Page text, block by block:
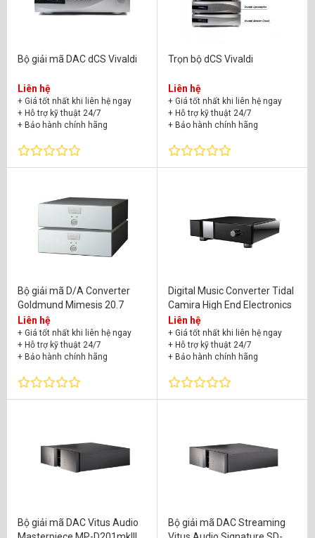
Bộ giải mã DAC dCS Vivaldi
Liên hệ
+ Giá tốt nhất khi liên hệ ngay
+ Hỗ trợ kỹ thuật 24/7
+ Bảo hành chính hãng
Trọn bộ dCS Vivaldi
Liên hệ
+ Giá tốt nhất khi liên hệ ngay
+ Hỗ trợ kỹ thuật 24/7
+ Bảo hành chính hãng
Bộ giải mã D/A Converter
Goldmund Mimesis 20.7
Liên hệ
+ Giá tốt nhất khi liên hệ ngay
+ Hỗ trợ kỹ thuật 24/7
+ Bảo hành chính hãng
Digital Music Converter Tidal
Camira High End Electronics
Liên hệ
+ Giá tốt nhất khi liên hệ ngay
+ Hỗ trợ kỹ thuật 24/7
+ Bảo hành chính hãng
Bộ giải mã DAC Vitus Audio
Bộ giải mã DAC Streaming